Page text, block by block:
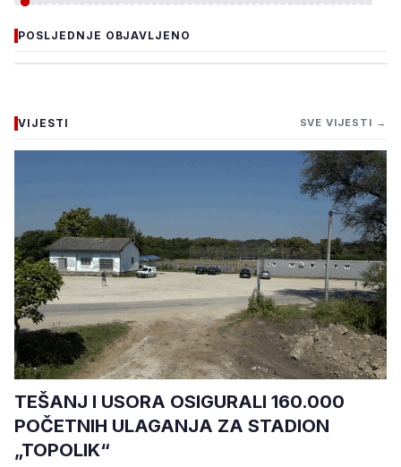
ZBOG INTERNETSKE
OD 40.000 KM
POSLJEDNJE OBJAVLJENO
VIJESTI SVE VIJESTI →
TEŠANJ I USORA OSIGURALI 160.000
POČETNIH ULAGANJA ZA STADION
„TOPOLIK“